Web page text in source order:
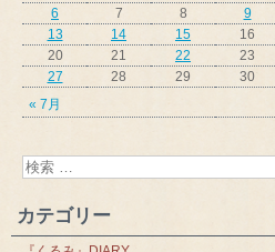
« 7月
6
7 8 9
13
14 15 16
20
21 22 23
27
28 29 30
カテゴリー